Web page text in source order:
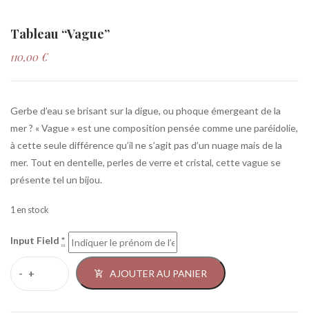
Tableau “Vague”
110,00 €
Gerbe d’eau se brisant sur la digue, ou phoque émergeant de la
mer ? « Vague » est une composition pensée comme une paréidolie,
à cette seule différence qu’il ne s’agit pas d’un nuage mais de la
mer. Tout en dentelle, perles de verre et cristal, cette vague se
présente tel un bijou.
1 en stock
Input Field *
AJOUTER AU PANIER